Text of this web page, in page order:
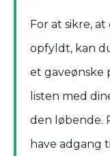
For at sikre,
opfyldt, kan
et gaveønske
listen med
den løbende.
have adgang